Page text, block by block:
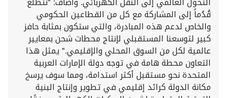
قُدُماً إلى المشاركة مع كل من القطاعين الحكومي
والخاص لدعم هذه المبادرة، والتي ستكون بمثابة حافز
كبير لتوسعنا المستقبلي لإنتاج محطات شحن بمعايير
عالمية لكل من السوق المحلي والإقليمي." يمثل هذا
التعاون محطة هامة في توجه دولة الإمارات العربية
المتحدة نحو مستقبل أكثر استدامة، ومما سوف يرسخ
مكانة الدولة كرائد إقليمي في تطوير وإنتاج البنية